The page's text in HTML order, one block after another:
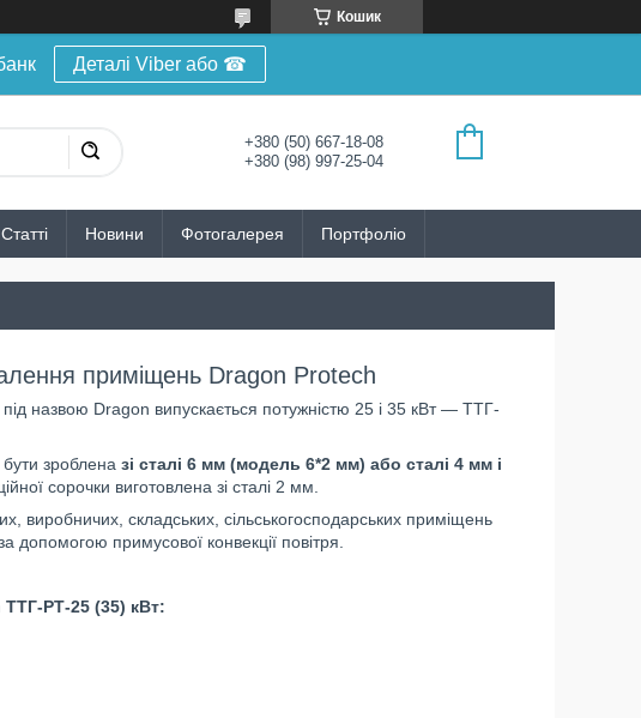
Кошик
Деталі Viber або ☎
+380 (50) 667-18-08
+380 (98) 997-25-04
Статті Новини Фотогалерея Портфоліо
приміщень Dragon Protech
назвою Dragon випускається потужністю 25 і 35 кВт — ТТГ-
зроблена зі сталі 6 мм (модель 6*2 мм) або сталі 4 мм і
сорочки виготовлена зі сталі 2 мм.
виробничих, складських, сільськогосподарських приміщень
допомогою примусової конвекції повітря.
ТТГ-РТ-25 (35) кВт: